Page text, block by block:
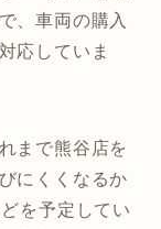
、車両の購入
応していま
まで熊谷店を
にくくなるか
を予定してい